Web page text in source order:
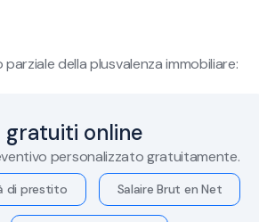
della plusvalenza immobiliare:
online
personalizzato gratuitamente.
di prestito Salaire Brut en Net